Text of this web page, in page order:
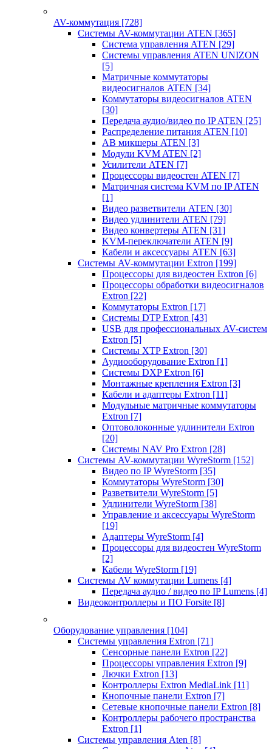
AV-коммутация [728]
Системы AV-коммутации ATEN [365]
Система управления ATEN [29]
Системы управления ATEN UNIZON
[5]
Матричные коммутаторы
видеосигналов ATEN [34]
Коммутаторы видеосигналов ATEN
[30]
Передача аудио/видео по IP ATEN [25]
Распределение питания ATEN [10]
АВ микшеры ATEN [3]
Модули KVM ATEN [2]
Усилители ATEN [7]
Процессоры видеостен ATEN [7]
Матричная система KVM по IP ATEN
[1]
Видео разветвители ATEN [30]
Видео удлинители ATEN [79]
Видео конвертеры ATEN [31]
KVM-переключатели ATEN [9]
Кабели и аксессуары ATEN [63]
Системы AV-коммутации Extron [199]
Процессоры для видеостен Extron [6]
Процессоры обработки видеосигналов
Extron [22]
Коммутаторы Extron [17]
Системы DTP Extron [43]
USB для профессиональных AV-систем
Extron [5]
Системы XTP Extron [30]
Аудиооборудование Extron [1]
Системы DXP Extron [6]
Монтажные крепления Extron [3]
Кабели и адаптеры Extron [11]
Модульные матричные коммутаторы
Extron [7]
Оптоволоконные удлинители Extron
[20]
Системы NAV Pro Extron [28]
Системы AV-коммутации WyreStorm [152]
Видео по IP WyreStorm [35]
Коммутаторы WyreStorm [30]
Разветвители WyreStorm [5]
Удлинители WyreStorm [38]
Управление и аксессуары WyreStorm
[19]
Адаптеры WyreStorm [4]
Процессоры для видеостен WyreStorm
[2]
Кабели WyreStorm [19]
Системы AV коммутации Lumens [4]
Передача аудио / видео по IP Lumens [4]
Видеоконтроллеры и ПО Forsite [8]
Оборудование управления [104]
Системы управления Extron [71]
Сенсорные панели Extron [22]
Процессоры управления Extron [9]
Лючки Extron [13]
Контроллеры Extron MediaLink [11]
Кнопочные панели Extron [7]
Сетевые кнопочные панели Extron [8]
Контроллеры рабочего пространства
Extron [1]
Системы управления Aten [8]